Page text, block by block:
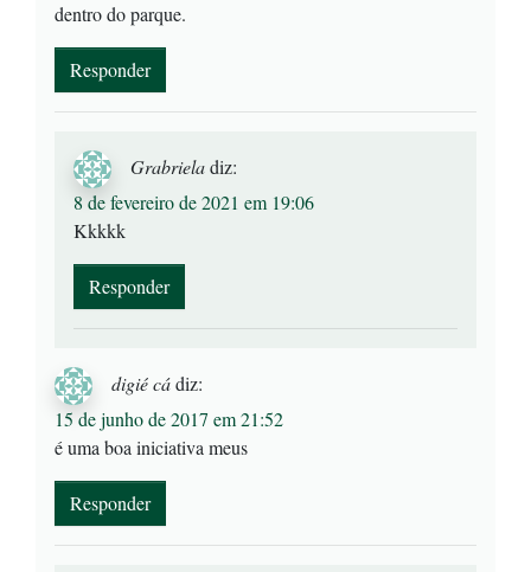
dentro do parque.
Responder
Grabrieladiz:
8 de fevereiro de 2021 em 19:06
Kkkkk
Responder
digié cádiz:
15 de junho de 2017 em 21:52
é uma boa iniciativa meus
Responder